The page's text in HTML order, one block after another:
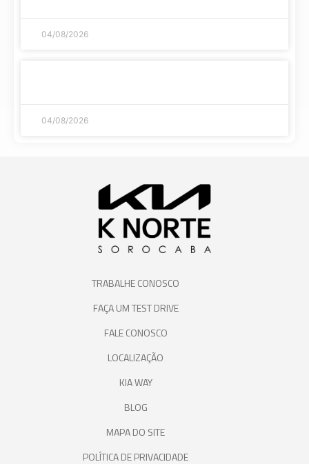
04/08/2026
04/08/2026
TRABALHE CONOSCO
FAÇA UM TEST DRIVE
FALE CONOSCO
LOCALIZAÇÃO
KIA WAY
BLOG
MAPA DO SITE
POLÍTICA DE PRIVACIDADE